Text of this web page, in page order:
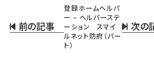
前の記事
登録ホームヘルパ
ー – ヘルパーステ
ーション スマイ
ルネット防府（パー
ト）
次の